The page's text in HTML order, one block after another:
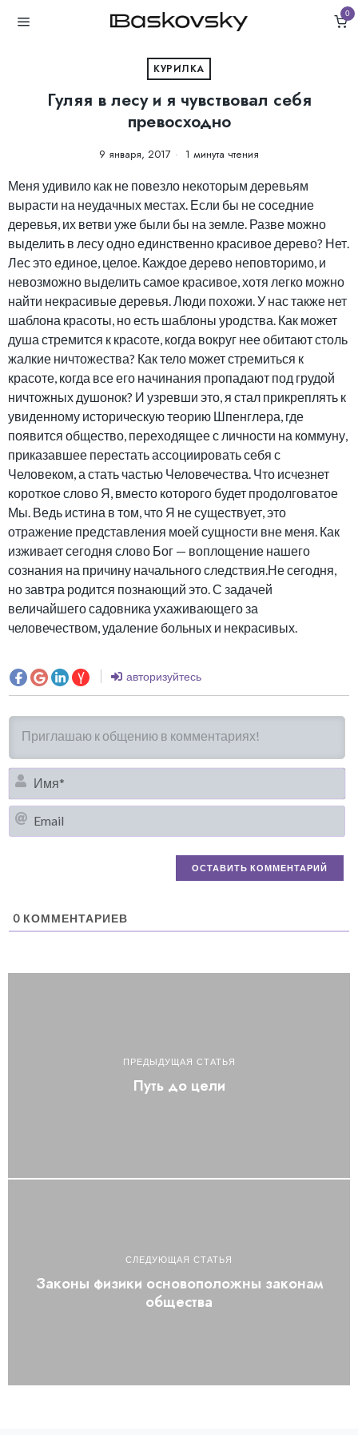
0
КУРИЛКА
Гуляя в лесу и я чувствовал себя
превосходно
9 января, 2017 1 минута чтения
Меня удивило как не повезло некоторым деревьям
вырасти на неудачных местах. Если бы не соседние
деревья, их ветви уже были бы на земле. Разве можно
выделить в лесу одно единственно красивое дерево? Нет.
Лес это единое, целое. Каждое дерево неповторимо, и
невозможно выделить самое красивое, хотя легко можно
найти некрасивые деревья. Люди похожи. У нас также нет
шаблона красоты, но есть шаблоны уродства. Как может
душа стремится к красоте, когда вокруг нее обитают столь
жалкие ничтожества? Как тело может стремиться к
красоте, когда все его начинания пропадают под грудой
ничтожных душонок? И узревши это, я стал прикреплять к
увиденному историческую теорию Шпенглера, где
появится общество, переходящее с личности на коммуну,
приказавшее перестать ассоциировать себя с
Человеком, а стать частью Человечества. Что исчезнет
короткое слово Я, вместо которого будет продолговатое
Мы. Ведь истина в том, что Я не существует, это
отражение представления моей сущности вне меня. Как
изживает сегодня слово Бог — воплощение нашего
сознания на причину начального следствия.Не сегодня,
но завтра родится познающий это. С задачей
величайшего садовника ухаживающего за
человечеством, удаление больных и некрасивых.
авторизуйтесь
0 КОММЕНТАРИЕВ
ПРЕДЫДУЩАЯ СТАТЬЯ
Путь до цели
СЛЕДУЮЩАЯ СТАТЬЯ
Законы физики основоположны законам
общества